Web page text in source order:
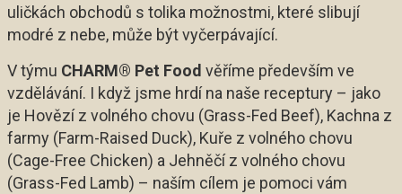
uličkách obchodů s tolika možnostmi, které slibují
modré z nebe, může být vyčerpávající.
V týmu CHARM® Pet Food věříme především ve
vzdělávání. I když jsme hrdí na naše receptury – jako
je Hovězí z volného chovu (Grass-Fed Beef), Kachna z
farmy (Farm-Raised Duck), Kuře z volného chovu
(Cage-Free Chicken) a Jehněčí z volného chovu
(Grass-Fed Lamb) – naším cílem je pomoci vám